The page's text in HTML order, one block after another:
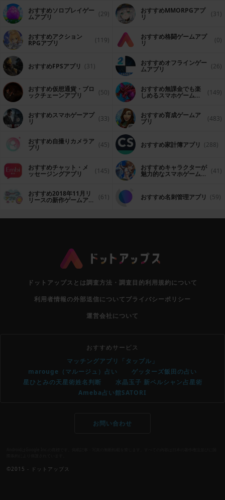
おすすめソロプレイゲー
ムアプリ (29) おすすめ MMORPGアプ
リ (31)
おすすめアクション
RPGアプリ (119) おすすめ格闘ゲームアプ
リ (0)
おすすめFPSアプリ (31) おすすめオフラインゲー
ムアプリ (26)
おすすめ仮想通貨・ブロ
ックチェーンアプリ (50) おすすめ無課金でも楽
しめるスマホゲームア (149)
おすすめスマホゲーアプ
リ (33) おすすめ育成ゲームア
プリ (483)
おすすめ自撮りカメラア
プリ (45) おすすめ家計簿アプリ (288)
おすすめチャット・メ
ッセージングアプリ (145) おすすめキャラクターが
魅力的なスマホゲームア (41)
おすすめ2018年11月リ
リースの新作ゲームアプ (61) おすすめ名刺管理アプリ (59)
ドットアップスとは調査方法・調査目的利用規約について
利用者情報の外部送信についてプライバシーポリシー
運営会社について
おすすめサービス
マッチングアプリ「タップル」
marouge（マルージュ）占い
ゲッターズ飯田の占い
星ひとみの天星術姓名判断
水晶玉子 新ペルシャン占星術
Ameba占い館SATORI
お問い合わせ
©2015 - ドットアップス